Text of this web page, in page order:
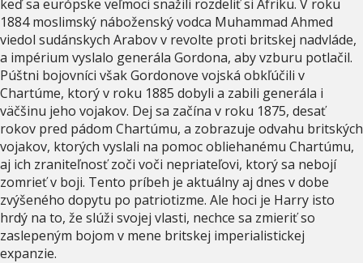
keď sa európske veľmoci snažili rozdeliť si Afriku. V roku
1884 moslimský náboženský vodca Muhammad Ahmed
viedol sudánskych Arabov v revolte proti britskej nadvláde,
a impérium vyslalo generála Gordona, aby vzburu potlačil.
Púštni bojovníci však Gordonove vojská obkľúčili v
Chartúme, ktorý v roku 1885 dobyli a zabili generála i
väčšinu jeho vojakov. Dej sa začína v roku 1875, desať
rokov pred pádom Chartúmu, a zobrazuje odvahu britských
vojakov, ktorých vyslali na pomoc obliehanému Chartúmu,
aj ich zraniteľnosť zoči voči nepriateľovi, ktorý sa nebojí
zomrieť v boji. Tento príbeh je aktuálny aj dnes v dobe
zvýšeného dopytu po patriotizme. Ale hoci je Harry isto
hrdý na to, že slúži svojej vlasti, nechce sa zmieriť so
zaslepeným bojom v mene britskej imperialistickej
expanzie.